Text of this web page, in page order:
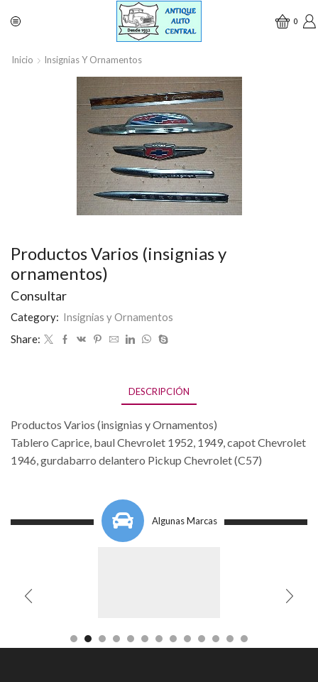
0
Inicio Insignias Y Ornamentos
Productos Varios (insignias y
ornamentos)
Consultar
Category: Insignias y Ornamentos
Share:
DESCRIPCIÓN
Productos Varios (insignias y Ornamentos)
Tablero Caprice, baul Chevrolet 1952, 1949, capot Chevrolet
1946, gurdabarro delantero Pickup Chevrolet (C57)
Algunas Marcas